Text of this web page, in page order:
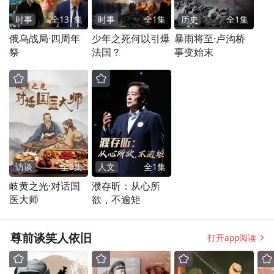
时事 全131集
俄乌战局·四周年
祭
时事 全1集
少年之死何以引爆
法国？
历史 全1集
暴雨将至·卢沟桥
事变始末
访谈 全5集
岐黄之光·对话国
医大师
人文 全1集
濮存昕：从心所
欲，不逾矩
尊前谈笑人依旧 打开app阅读